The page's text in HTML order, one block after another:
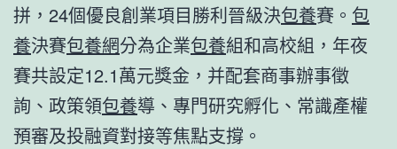
拼，24個優良創業項目勝利晉級決包養賽。 包
養決賽包養網分為企業包養組和高校組，年夜
賽共設定12.1萬元獎金，并配套商事辦事徵
詢、政策領包養導、專門研究孵化、常識產權
預審及投融資對接等焦點支撐。